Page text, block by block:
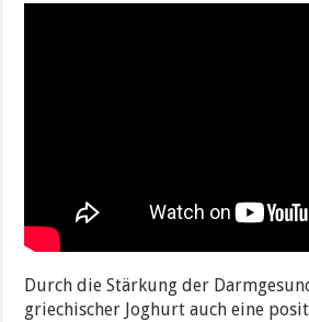
Durch die Stärkung der
griechischer Joghurt auch eine